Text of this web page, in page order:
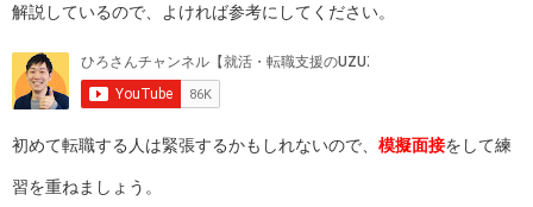
解説しているので、よければ参考にしてください。
初めて転職する人は緊張するかもしれないので、 模擬面接をして練
習を重ねましょう。